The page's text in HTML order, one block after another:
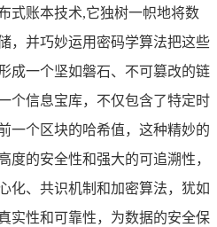
式账本技术,它独树一帜地将数
，并巧妙运用密码学算法把这些
成一个坚如磐石、不可篡改的链
个信息宝库，不仅包含了特定时
一个区块的哈希值，这种精妙的
度的安全性和强大的可追溯性，
化、共识机制和加密算法，犹如
实性和可靠性，为数据的安全保